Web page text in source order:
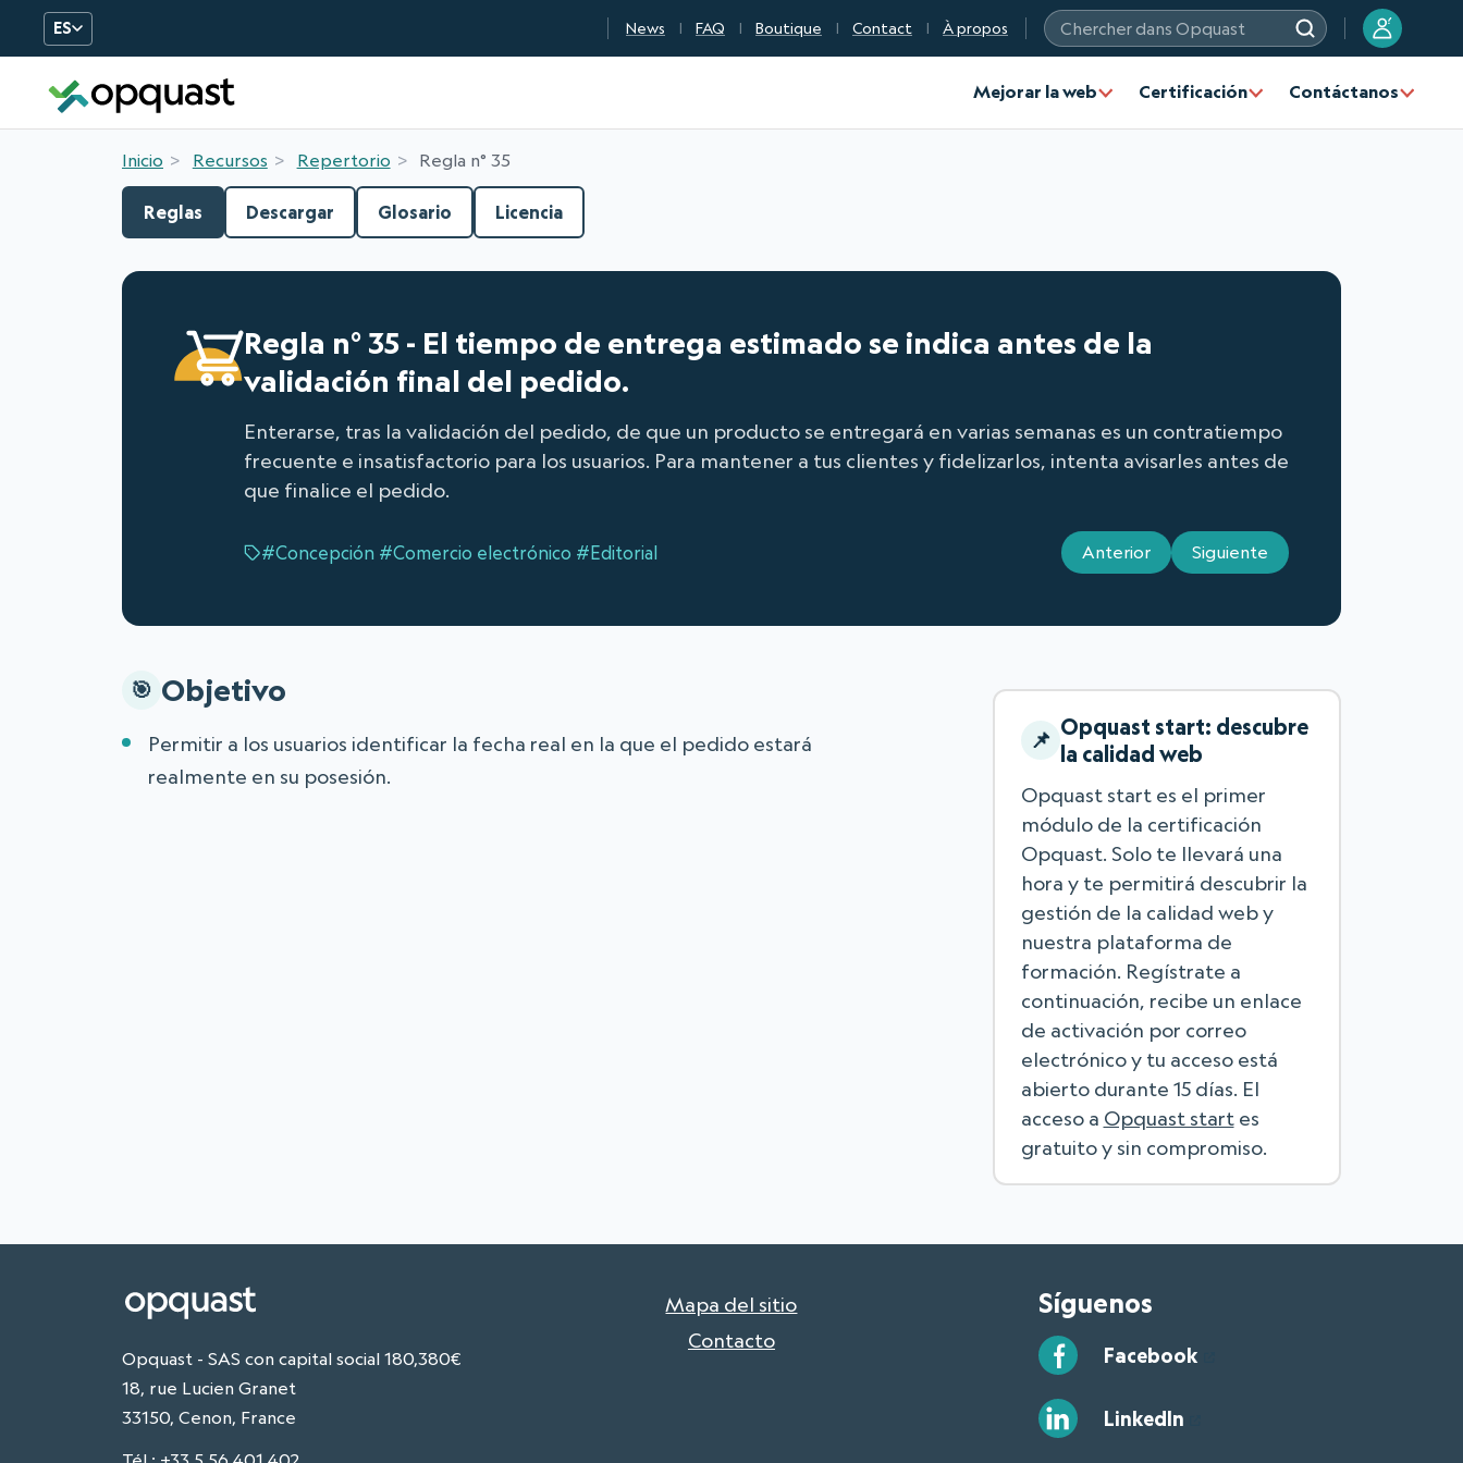
ES News FAQ Boutique Contact À propos
Chercher dans Opquast
?
Mejorar la web Certificación Contáctanos
Inicio Recursos Repertorio Regla n° 35
Reglas Descargar Glosario Licencia
Regla n° 35 - El tiempo de entrega estimado se indica antes de la
validación final del pedido.
Enterarse, tras la validación del pedido, de que un producto se entregará en varias semanas es un contratiempo
frecuente e insatisfactorio para los usuarios. Para mantener a tus clientes y fidelizarlos, intenta avisarles antes de
que finalice el pedido.
#Concepción #Comercio electrónico #Editorial Anterior Siguiente
Opquast start: descubre
la calidad web
Opquast start es el primer
módulo de la certificación
Opquast. Solo te llevará una
hora y te permitirá descubrir la
gestión de la calidad web y
nuestra plataforma de
formación. Regístrate a
continuación, recibe un enlace
de activación por correo
electrónico y tu acceso está
abierto durante 15 días. El
acceso a Opquast startes
gratuito y sin compromiso.
Objetivo
Permitir a los usuarios identificar la fecha real en la que el pedido estará
realmente en su posesión.
Opquast - SAS con capital social 180,380€
18, rue Lucien Granet
33150, Cenon, France
Mapa del sitio
Contacto
Síguenos
Facebook
LinkedIn